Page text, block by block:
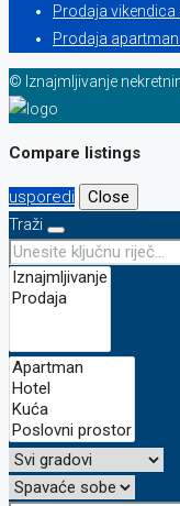
Prodaja vikendica
Prodaja
© Iznajmljivanje
Compare listings
usporedi
Close
Traži